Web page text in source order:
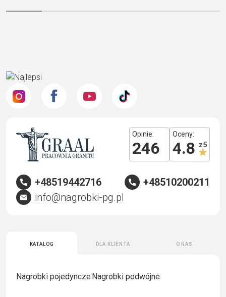
Katalog Dla klienta O nas
Nagrobki pojedyncze Nagrobki podwójne
Opinie:
246
Oceny:
4.8 z 5
+48519442716
+48510200211
info@nagrobki-pg.pl